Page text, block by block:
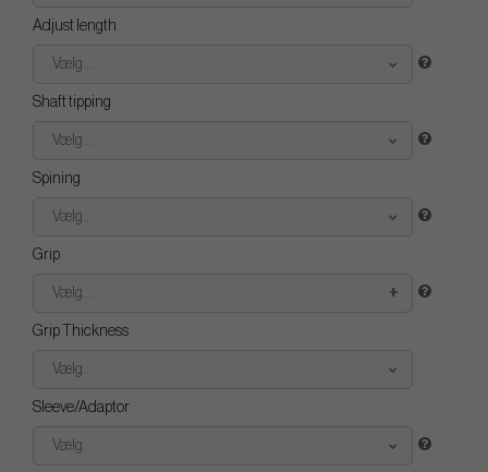
Adjust length
Vælg...
Shaft tipping
Vælg...
Spining
Vælg...
Grip
Vælg...
Grip Thickness
Vælg...
Sleeve/Adaptor
Vælg...